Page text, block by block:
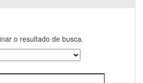
o resultado de busca.